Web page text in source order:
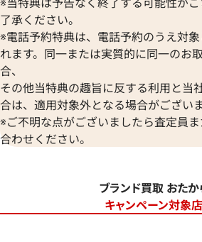
了承ください。
※電話予約特典は、電話予約のうえ対
れます。同一または実質的に同一のお
合、
その他当特典の趣旨に反する利用と当
合は、適用対象外となる場合がございま
※ご不明な点がございましたら査定員
合わせください。
ブランド買取 おたか
キャンペーン対象